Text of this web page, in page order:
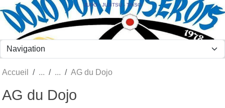
JUDO - JUJITSU - TAÏSO
Accueil AG du Dojo
AG du Dojo
Panneau de gestion des cookies